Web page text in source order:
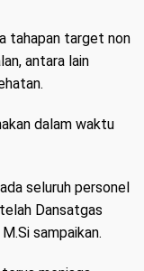
tahapan target non
antara lain
dalam waktu
seluruh personel
Dansatgas
sampaikan.